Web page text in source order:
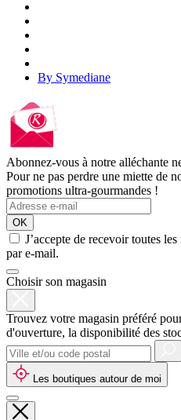
By Symediane
Abonnez-vous à notre alléchante
Pour ne pas perdre une miette de
promotions ultra-gourmandes !
OK
J’accepte de recevoir toutes
par e-mail.
Choisir son magasin
Trouvez votre magasin préféré
d'ouverture, la disponibilité des
Les boutiques autour de moi